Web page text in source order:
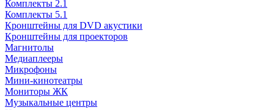
Комплекты 2.1
Комплекты 5.1
Кронштейны для DVD акустики
Кронштейны для проекторов
Магнитолы
Медиаплееры
Микрофоны
Мини-кинотеатры
Мониторы ЖК
Музыкальные центры